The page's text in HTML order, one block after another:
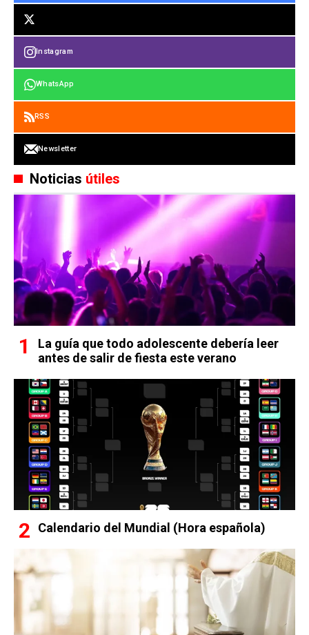
Instagram
WhatsApp
RSS
Newsletter
Noticias útiles
La guía que todo adolescente debería leer
antes de salir de fiesta este verano
Calendario del Mundial (Hora española)